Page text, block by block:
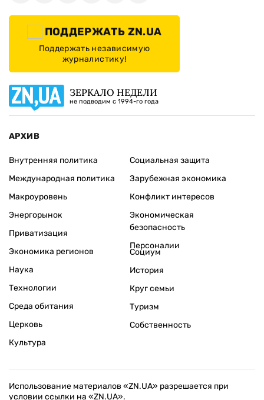
ПОДДЕРЖАТЬ ZN.UA
Поддержать независимую
журналистику!
ЗЕРКАЛО НЕДЕЛИ
не подводим с 1994-го года
АРХИВ
Внутренняя политика
Международная политика
Макроуровень
Энергорынок
Приватизация
Экономика регионов
Социальная защита
Зарубежная экономика
Конфликт интересов
Экономическая
безопасность
Персоналии
Наука
Технологии
Среда обитания
Церковь
Культура
Социум
История
Круг семьи
Туризм
Собственность
Использование материалов «ZN.UA» разрешается при
условии ссылки на «ZN.UA».